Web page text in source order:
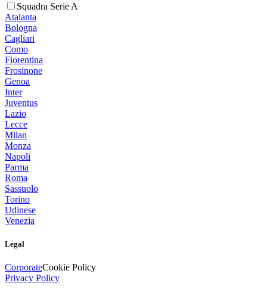
Squadra Serie A
Atalanta
Bologna
Cagliari
Como
Fiorentina
Frosinone
Genoa
Inter
Juventus
Lazio
Lecce
Milan
Monza
Napoli
Parma
Roma
Sassuolo
Torino
Udinese
Venezia
Legal
CorporateCookie Policy
Privacy Policy